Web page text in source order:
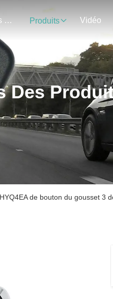
À Propos De Nous Produits Vidéo
Des
de bouton du gousset 3